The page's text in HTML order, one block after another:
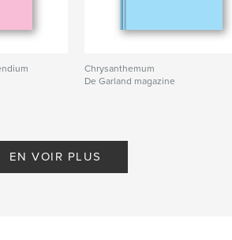
Chrysanthemum
De Garland magazine
EN VOIR PLUS